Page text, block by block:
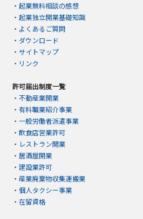
・ 起業無料相談の感想
・ 起業独立開業基礎知識
・ よくあるご質問
・ ダウンロード
・ サイトマップ
・ リンク
許可届出制度一覧
・ 不動産業開業
・ 有料職業紹介事業
・ 一般労働者派遣事業
・ 飲食店営業許可
・ レストラン開業
・ 居酒屋開業
・ 建設業許可
・ 産業廃棄物収集運搬業
・ 個人タクシー事業
・ 在留資格